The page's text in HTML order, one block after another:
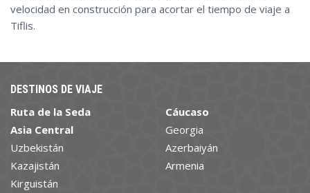
velocidad en construcción para acortar el tiempo de viaje a
Tiflis.
DESTINOS DE VIAJE
Ruta de la Seda
Asia Central
Uzbekistán
Kazajistán
Kirguistán
Cáucaso
Georgia
Azerbaiyán
Armenia